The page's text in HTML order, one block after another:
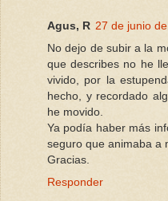
Agus, R 27 de junio
No dejo de subir a la
que describes no he
vivido, por la
hecho, y recordado
he movido.
Ya podía haber más
seguro que animaba a
Gracias.
Responder